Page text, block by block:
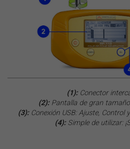
(1): Conector
(2):Pantalla de gran
(3):Conexión USB: Ajuste, Control
(4):Simple de utilizar: